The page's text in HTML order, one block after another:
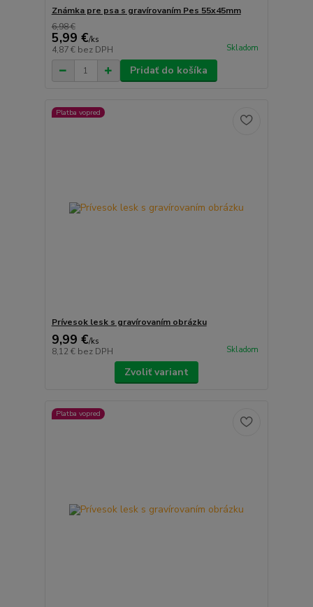
Známka pre psa s gravírovaním Pes 55x45mm
6,98 €
5,99 €/ks
4,87 € bez DPH Skladom
Pridať do košíka
Platba vopred
Prívesok lesk s gravírovaním obrázku
9,99 €/ks
8,12 € bez DPH Skladom
Zvoliť variant
Platba vopred